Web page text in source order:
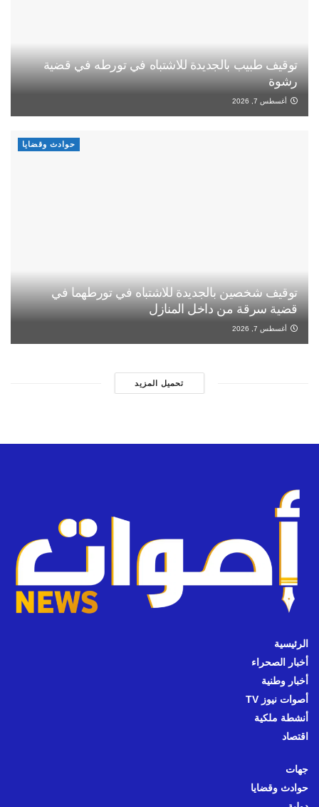
توقيف طبيب بالجديدة للاشتباه في تورطه في قضية
رشوة
أغسطس 7, 2026
حوادث وقضايا
توقيف شخصين بالجديدة للاشتباه في تورطهما في
قضية سرقة من داخل المنازل
أغسطس 7, 2026
تحميل المزيد
الرئيسية
أخبار الصحراء
أخبار وطنية
أصوات نيوز TV
أنشطة ملكية
اقتصاد
جهات
حوادث وقضايا